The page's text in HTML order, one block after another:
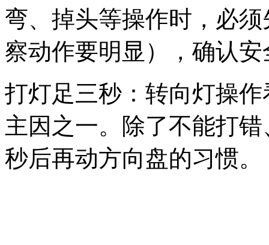
弯、掉头等操作时，必
察动作要明显），确认
打灯足三秒：转向灯操
主因之一。除了不能打
秒后再动方向盘的习惯。